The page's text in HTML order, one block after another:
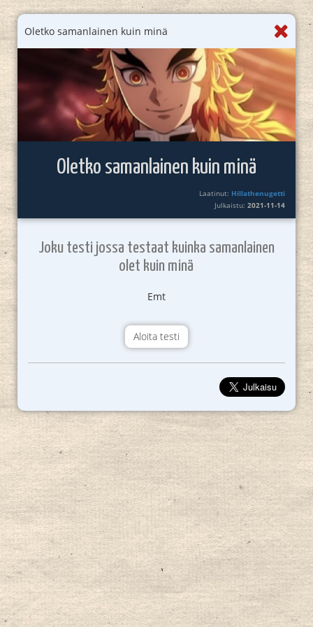
Oletko samanlainen kuin minä
Oletko samanlainen kuin minä
Laatinut: Hillathenugetti
Julkaistu:2021-11-14
Joku testi jossa testaat kuinka samanlainen
olet kuin minä
Emt
Aloita testi